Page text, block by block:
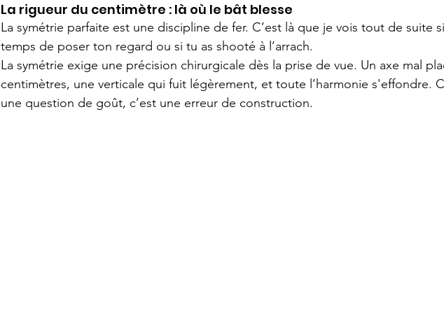
La rigueur du centimètre : là où le bât blesse
La symétrie parfaite est une discipline de fer. C’est là que je vois tout de suite
temps de poser ton regard ou si tu as shooté à l’arrach.
La symétrie exige une précision chirurgicale dès la prise de vue. Un axe mal
centimètres, une verticale qui fuit légèrement, et toute l’harmonie s'effondre.
une question de goût, c’est une erreur de construction.